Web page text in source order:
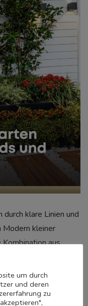
klare Linien und
Modern kleiner
aus
für
um durch
und deren
zu